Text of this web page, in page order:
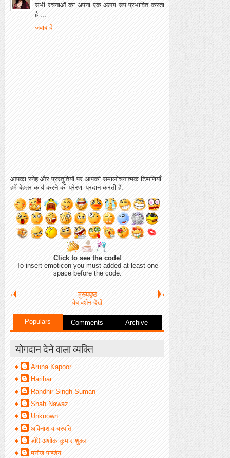
सभी रचनाओं का अपना एक अलग रूप प्रभावित करता
है ...
जवाब दें
आपका स्नेह और प्रस्तुतियों पर आपकी समालोचनात्मक टिप्पणियाँ
हमें बेहतर कार्य करने की प्रेरणा प्रदान करती हैं.
Click to see the code!
To insert emoticon you must added at least one
space before the code.
‹ ›
मुख्यपृष्ठ
वेब वर्शन देखें
Populars Comments Archive
योगदान देने वाला व्यक्ति
Aruna Kapoor
Harihar
Randhir Singh Suman
Shah Nawaz
Unknown
अविनाश वाचस्पति
डॉ0 अशोक कुमार शुक्ल
मनोज पाण्डेय